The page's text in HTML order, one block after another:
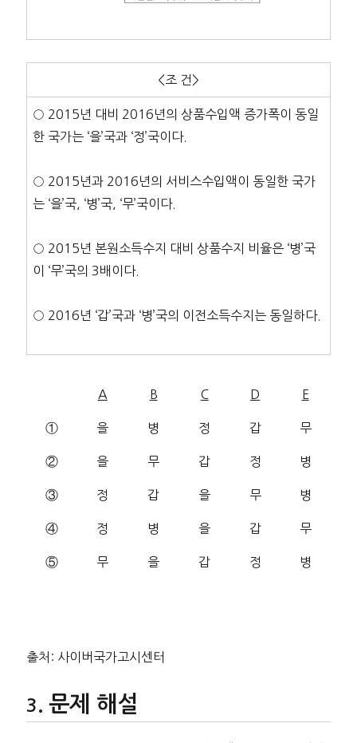
<조 건>
○ 2015년 대비 2016년의 상품수입액 증가폭이 동일
한 국가는 ‘을’국과 ‘정’국이다.
○ 2015년과 2016년의 서비스수입액이 동일한 국가
는 ‘을’국, ‘병’국, ‘무’국이다.
○ 2015년 본원소득수지 대비 상품수지 비율은 ‘병’국
이 ‘무’국의 3배이다.
○ 2016년 ‘갑’국과 ‘병’국의 이전소득수지는 동일하다.
A B C D E
① 을 병 정 갑 무
② 을 무 갑 정 병
③ 정 갑 을 무 병
④ 정 병 을 갑 무
⑤ 무 을 갑 정 병
출처: 사이버국가고시센터
문제 해설